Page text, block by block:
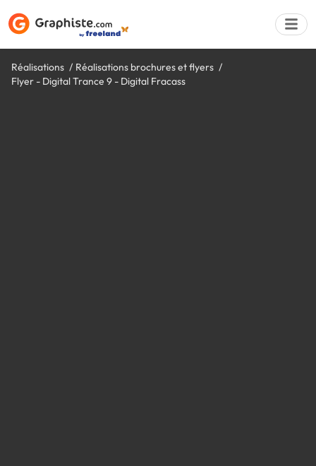
Réalisations
Réalisations brochures et flyers
Flyer - Digital Trance 9 - Digital Fracass